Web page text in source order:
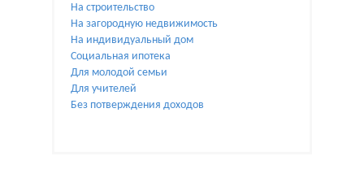
На строительство
На загородную недвижимость
На индивидуальный дом
Социальная ипотека
Для молодой семьи
Для учителей
Без потверждения доходов